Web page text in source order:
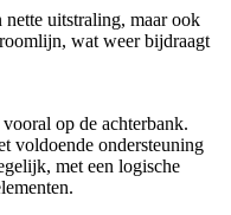
uitstraling, maar ook
wat weer bijdraagt
op de achterbank.
voldoende ondersteuning
met een logische